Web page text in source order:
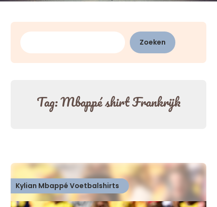
Zoeken
Zoeken
Tag:Mbappé shirt Frankrijk
Kylian Mbappé Voetbalshirts